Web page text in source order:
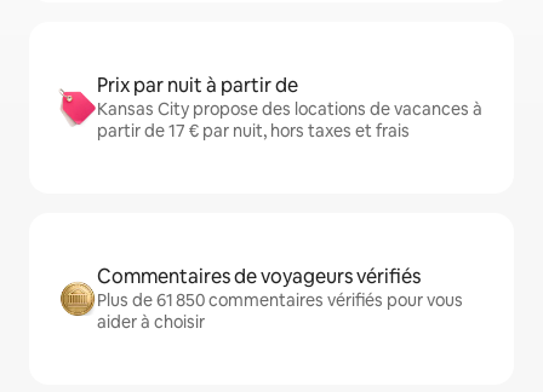
Prix par nuit à partir de
Kansas City propose des locations de vacances à
partir de 17 € par nuit, hors taxes et frais
Commentaires de voyageurs vérifiés
Plus de 61 850 commentaires vérifiés pour vous
aider à choisir